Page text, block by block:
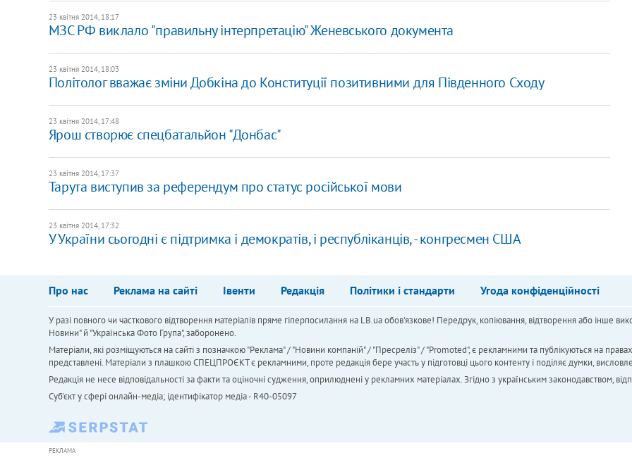
23 квітня 2014, 18:17
МЗС РФ виклало "правильну інтерпретацію" Женевського документа
23 квітня 2014, 18:03
Політолог вважає зміни Добкіна до Конституції позитивними для Південного Сходу
23 квітня 2014, 17:48
Ярош створює спецбатальйон "Донбас"
23 квітня 2014, 17:37
Тарута виступив за референдум про статус російської мови
23 квітня 2014, 17:32
У України сьогодні є підтримка і демократів, і республіканців, - конгресмен США
Про нас Реклама на сайті Івенти Редакція Політики і стандарти Угода конфіденційності
У разі повного чи часткового відтворення матеріалів пряме гіперпосилання на LB.ua обов'язкове! Передрук, копіювання, відтворення або інше
Новини" й "Українська Фото Група", заборонено.
Матеріали, які розміщуються на сайті з позначкою "Реклама" / "Новини компаній" / "Пресреліз" / "Promoted", є рекламними та публікуються на
представлені. Матеріали з плашкою СПЕЦПРОЄКТ є рекламними, проте редакція бере участь у підготовці цього контенту і поділяє думки,
Редакція не несе відповідальності за факти та оціночні судження, оприлюднені у рекламних матеріалах. Згідно з українським законодавством,
Cуб'єкт у сфері онлайн-медіа; ідентифікатор медіа - R40-05097
РЕКЛАМА